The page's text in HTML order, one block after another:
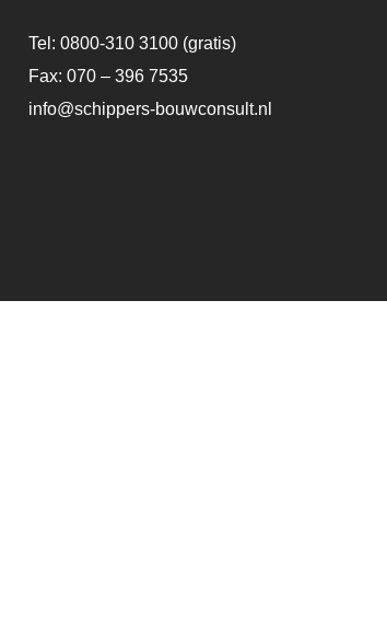
Tel: 0800-310 3100(gratis)
Fax: 070 – 396 7535
info@schippers-bouwconsult.nl